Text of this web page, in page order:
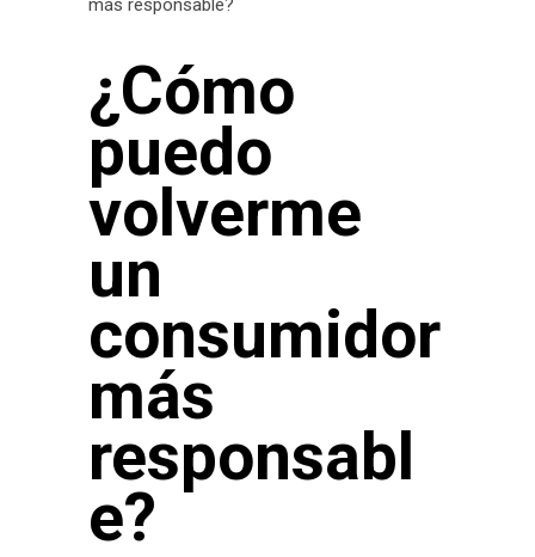
¿Cómo
puedo
volverme
un
consumidor
más
responsabl
e?